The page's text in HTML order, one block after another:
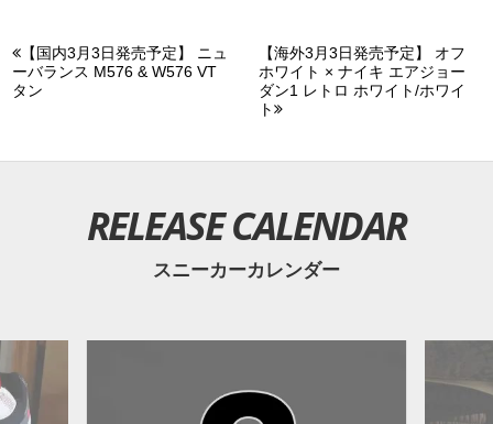
【国内3月3日発売予定】 ニュ
ーバランス M576 & W576 VT
タン
【海外3月3日発売予定】 オフ
ホワイト × ナイキ エアジョー
ダン1 レトロ ホワイト/ホワイ
ト
RELEASE CALENDAR
スニーカーカレンダー